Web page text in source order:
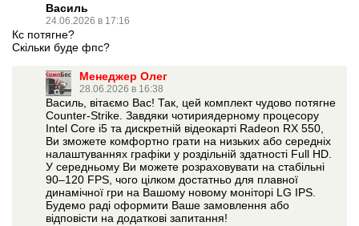
Запит оптової ціни
Слідкувати в Instagram
Слідкувати на Facebook
Василь
24.06.2026 в 17:16
Кс потягне?
Скільки буде фпс?
Менеджер Олег
28.06.2026 в 16:38
Василь, вітаємо Вас! Так, цей комплект чудово потягне
Counter-Strike. Завдяки чотириядерному процесору
Intel Core i5 та дискретній відеокарті Radeon RX 550,
Ви зможете комфортно грати на низьких або середніх
налаштуваннях графіки у роздільній здатності Full HD.
У середньому Ви можете розраховувати на стабільні
90–120 FPS, чого цілком достатньо для плавної
динамічної гри на Вашому новому моніторі LG IPS.
Будемо раді оформити Ваше замовлення або
відповісти на додаткові запитання!